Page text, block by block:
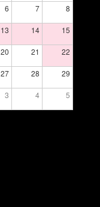
6 7 8
13 14 15
20 21 22
27 28 29
3 4 5